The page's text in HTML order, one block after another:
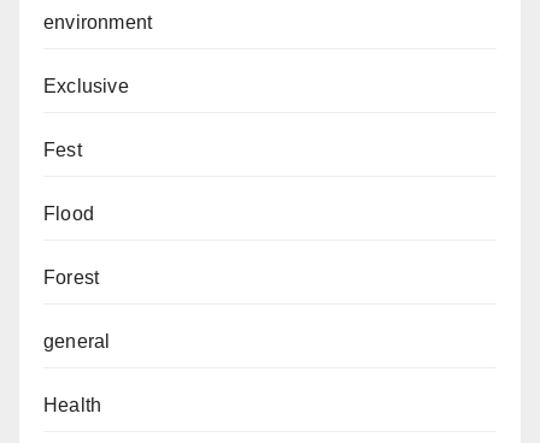
environment
Exclusive
Fest
Flood
Forest
general
Health